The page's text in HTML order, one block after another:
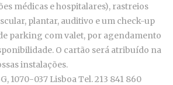
médicas e hospitalares), rastreios
plantar, auditivo e um check-up
parking com valet, por agendamento
O cartão será atribuído na
instalações.
1070-037 Lisboa Tel. 213 841 860